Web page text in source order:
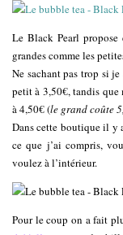
Le Black Pearl propose
grandes comme les
Ne sachant pas trop si
petit à 3,50€, tandis que
à 4,50€ (le grand coûte
Dans cette boutique il y
ce que j’ai compris,
voulez à l’intérieur.
Pour le coup on a fait